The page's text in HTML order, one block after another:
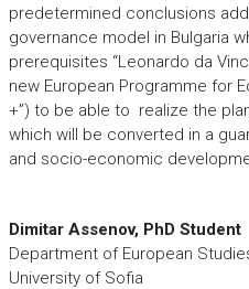
predetermined conclusions
governance model in Bulgaria
prerequisites “Leonardo da
new European Programme for
+”) to be able to realize the
which will be converted in a
and socio-economic
Dimitar Assenov, PhD Student
Department of European
University of Sofia